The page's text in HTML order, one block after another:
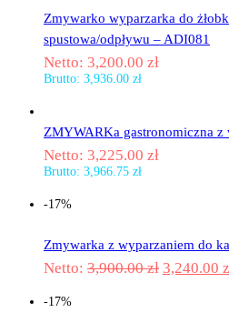
Zmywarko wyparzarka do
spustowa/odpływu – ADI081
Netto: 3,200.00 zł
Brutto: 3,936.00 zł
ZMYWARKa gastronomiczna z
Netto: 3,225.00 zł
Brutto: 3,966.75 zł
-17%
Zmywarka z wyparzaniem do
Netto: 3,900.00zł 3,240.00
-17%